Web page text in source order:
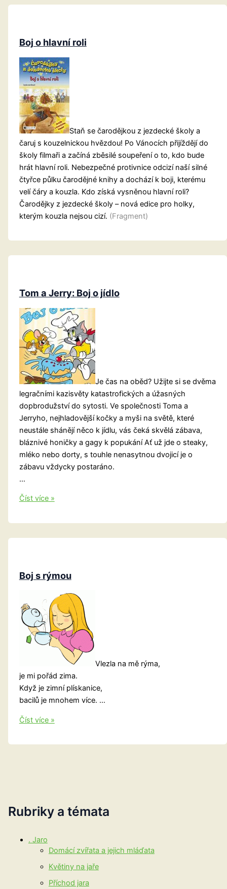
Rubriky a témata
. Jaro
Domácí zvířata a jejich mláďata
Květiny na jaře
Příchod jara
Boj o hlavní roli
Staň se čarodějkou z jezdecké školy a
čaruj s kouzelnickou hvězdou! Po Vánocích přijíždějí do
školy filmaři a začíná zběsilé soupeření o to, kdo bude
hrát hlavní roli. Nebezpečné protivnice odcizí naší silné
čtyřce půlku čarodějné knihy a dochází k boji, kterému
velí čáry a kouzla. Kdo získá vysněnou hlavní roli?
Čarodějky z jezdecké školy – nová edice pro holky,
kterým kouzla nejsou cizí. (Fragment)
Tom a Jerry: Boj o jídlo
Je čas na oběd? Užijte si se dvěma
legračními kazisvěty katastrofických a úžasných
dopbrodužství do sytosti. Ve společnosti Toma a
Jerryho, nejhladovější kočky a myši na světě, které
neustále shánějí něco k jídlu, vás čeká skvělá zábava,
bláznivé honičky a gagy k popukání Ať už jde o steaky,
mléko nebo dorty, s touhle nenasytnou dvojicí je o
zábavu vždycky postaráno.
…
Tom
Jerry:
Číst více »
Boj s rýmou
Vlezla na mě rýma,
je mi pořád zima.
Když je zimní plískanice,
bacilů je mnohem více. …
Boj
rýmou
Číst více »